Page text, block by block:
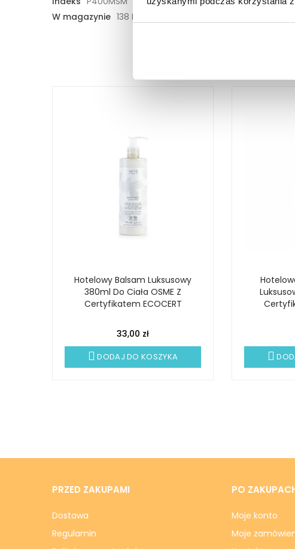
W magazynie 138 Przedmioty
Hotelowy Balsam Luksusowy
380ml Do Ciała OSME Z
Certyfikatem ECOCERT
33,00 zł
DODAJ DO KOSZYKA
PRZED ZAKUPAMI
Dostawa
Regulamin
PO
Moje konto
Moje